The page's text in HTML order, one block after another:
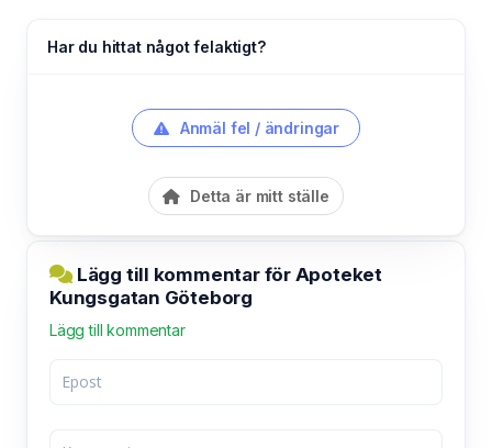
Har du hittat något felaktigt?
Anmäl fel / ändringar
Detta är mitt ställe
Lägg till kommentar för Apoteket
Kungsgatan Göteborg
Lägg till kommentar